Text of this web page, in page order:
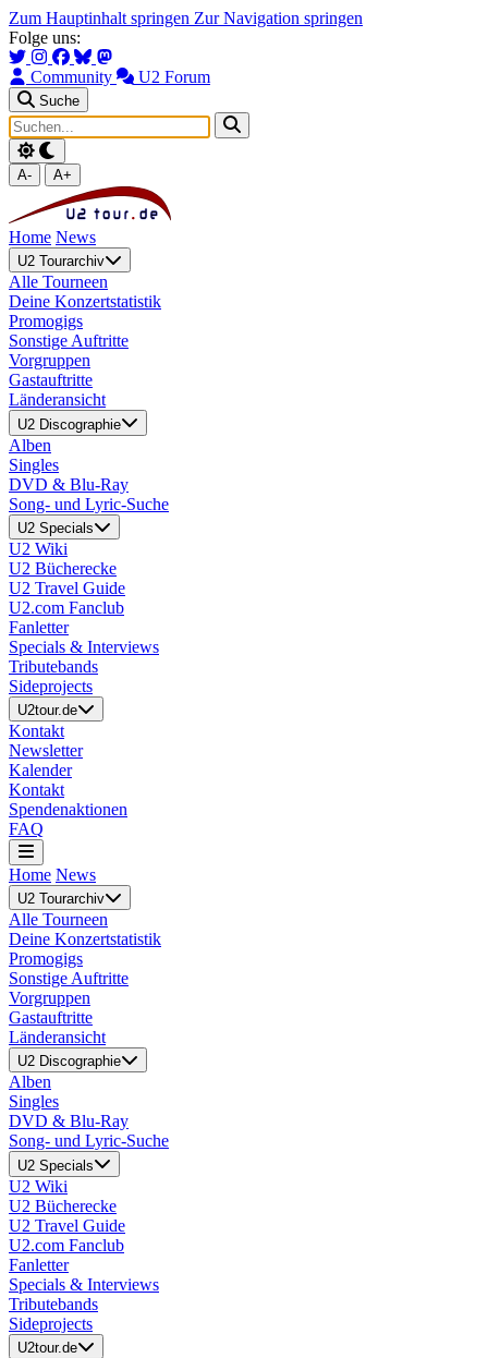
Zum Hauptinhalt springen Zur Navigation springen
Folge uns:
Community U2 Forum
Suche
A- A+
Home News
U2 Tourarchiv
Alle Tourneen
Deine Konzertstatistik
Promogigs
Sonstige Auftritte
Vorgruppen
Gastauftritte
Länderansicht
U2 Discographie
Alben
Singles
DVD & Blu-Ray
Song- und Lyric-Suche
U2 Specials
U2 Wiki
U2 Bücherecke
U2 Travel Guide
U2.com Fanclub
Fanletter
Specials & Interviews
Tributebands
Sideprojects
U2tour.de
Kontakt
Newsletter
Kalender
Kontakt
Spendenaktionen
FAQ
Home News
U2 Tourarchiv
Alle Tourneen
Deine Konzertstatistik
Promogigs
Sonstige Auftritte
Vorgruppen
Gastauftritte
Länderansicht
U2 Discographie
Alben
Singles
DVD & Blu-Ray
Song- und Lyric-Suche
U2 Specials
U2 Wiki
U2 Bücherecke
U2 Travel Guide
U2.com Fanclub
Fanletter
Specials & Interviews
Tributebands
Sideprojects
U2tour.de